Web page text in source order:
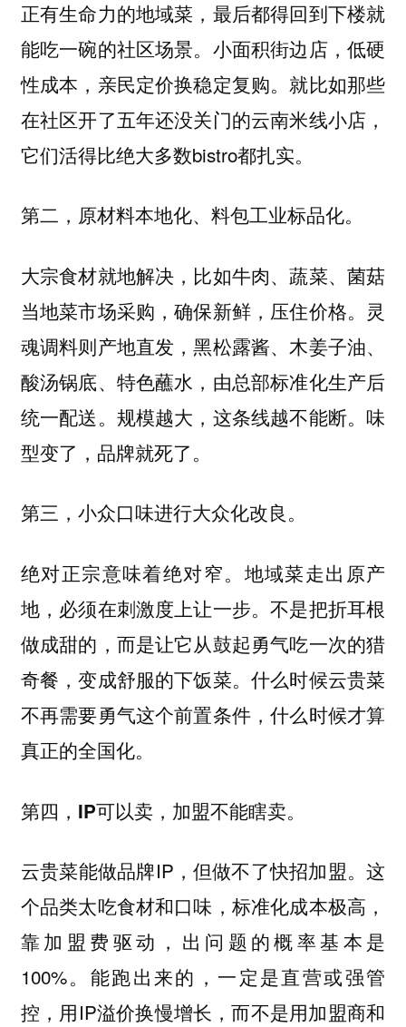
正有生命力的地域菜，最后都得回到下楼就
能吃一碗的社区场景。小面积街边店，低硬
性成本，亲民定价换稳定复购。就比如那些
在社区开了五年还没关门的云南米线小店，
它们活得比绝大多数bistro都扎实。
第二，原材料本地化、料包工业标品化。
大宗食材就地解决，比如牛肉、蔬菜、菌菇
当地菜市场采购，确保新鲜，压住价格。灵
魂调料则产地直发，黑松露酱、木姜子油、
酸汤锅底、特色蘸水，由总部标准化生产后
统一配送。规模越大，这条线越不能断。味
型变了，品牌就死了。
第三，小众口味进行大众化改良。
绝对正宗意味着绝对窄。地域菜走出原产
地，必须在刺激度上让一步。不是把折耳根
做成甜的，而是让它从鼓起勇气吃一次的猎
奇餐，变成舒服的下饭菜。什么时候云贵菜
不再需要勇气这个前置条件，什么时候才算
真正的全国化。
第四，IP可以卖，加盟不能瞎卖。
云贵菜能做品牌IP，但做不了快招加盟。这
个品类太吃食材和口味，标准化成本极高，
靠加盟费驱动，出问题的概率基本是
100%。能跑出来的，一定是直营或强管
控，用IP溢价换慢增长，而不是用加盟商和